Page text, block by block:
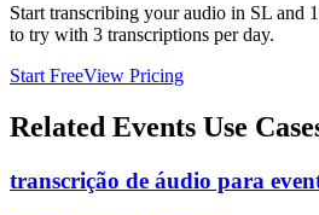
Start transcribing your audio in SL and
to try with 3 transcriptions per day.
Start FreeView Pricing
Related Events Use
transcrição de áudio para